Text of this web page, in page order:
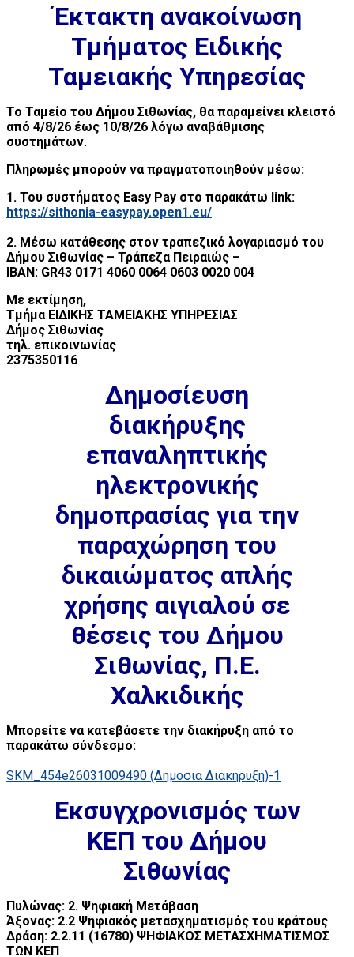
Έκτακτη ανακοίνωση
Τμήματος Ειδικής
Ταμειακής Υπηρεσίας
Το Ταμείο του Δήμου Σιθωνίας, θα παραμείνει κλειστό
από 4/8/26 έως 10/8/26 λόγω αναβάθμισης
συστημάτων.
Πληρωμές μπορούν να πραγματοποιηθούν μέσω:
1. Του συστήματος Easy Pay στο παρακάτω link:
https://sithonia-easypay.open1.eu/
2. Μέσω κατάθεσης στον τραπεζικό λογαριασμό του
Δήμου Σιθωνίας – Τράπεζα Πειραιώς –
IBAN: GR43 0171 4060 0064 0603 0020 004
Με εκτίμηση,
Τμήμα ΕΙΔΙΚΗΣ ΤΑΜΕΙΑΚΗΣ ΥΠΗΡΕΣΙΑΣ
Δήμος Σιθωνίας
τηλ. επικοινωνίας
2375350116
Δημοσίευση
διακήρυξης
επαναληπτικής
ηλεκτρονικής
δημοπρασίας για την
παραχώρηση του
δικαιώματος απλής
χρήσης αιγιαλού σε
θέσεις του Δήμου
Σιθωνίας, Π.Ε.
Χαλκιδικής
Μπορείτε να κατεβάσετε την διακήρυξη από το
παρακάτω σύνδεσμο:
SKM_454e26031009490 (Δημοσια Διακηρυξη)-1
Εκσυγχρονισμός των
ΚΕΠ του Δήμου
Σιθωνίας
Πυλώνας: 2. Ψηφιακή Μετάβαση
Άξονας: 2.2 Ψηφιακός μετασχηματισμός του κράτους
Δράση: 2.2.11 (16780) ΨΗΦΙΑΚΟΣ ΜΕΤΑΣΧΗΜΑΤΙΣΜΟΣ
ΤΩΝ ΚΕΠ